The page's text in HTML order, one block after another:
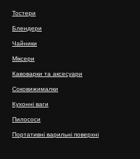
Тостери
Блендери
Чайники
Міксери
Кавоварки та аксесуари
Соковижималки
Кухонні ваги
Пилососи
Портативні варильні поверхні